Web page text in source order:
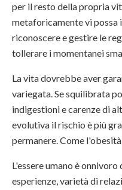
per il resto della propria
metaforicamente vi possa
riconoscere e gestire le
tollerare i momentanei
La vita dovrebbe aver
variegata. Se squilibrata
indigestioni e carenze di
evolutiva il rischio è più
permanere. Come
L'essere umano è
esperienze, varietà di